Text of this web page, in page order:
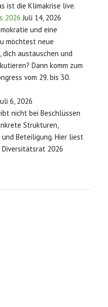
ist die Klimakrise live.
2026 Juli 14, 2026
und eine
möchtest neue
dich austauschen und
Dann komm zum
vom 29. bis 30.
6, 2026
nicht bei Beschlüssen
Strukturen,
Beteiligung. Hier liest
Diversitätsrat 2026